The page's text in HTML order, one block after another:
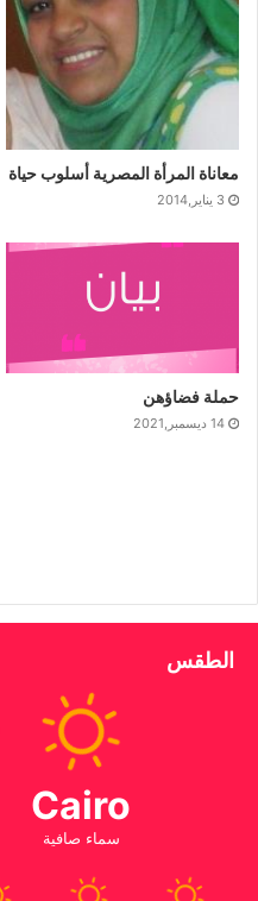
معاناة المرأة المصرية أسلوب حياة
3 يناير,2014
حملة فضاؤهن
14 ديسمبر,2021
الطقس
Cairo
سماء صافية